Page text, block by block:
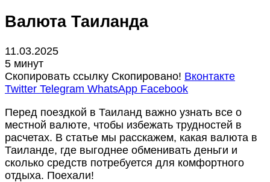
Валюта Таиланда
11.03.2025
5 минут
Скопировать ссылку Скопировано! Вконтакте
Twitter Telegram WhatsApp Facebook
Перед поездкой в Таиланд важно узнать все о
местной валюте, чтобы избежать трудностей в
расчетах. В статье мы расскажем, какая валюта в
Таиланде, где выгоднее обменивать деньги и
сколько средств потребуется для комфортного
отдыха. Поехали!